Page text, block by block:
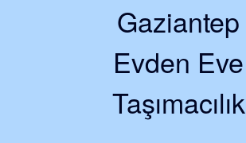
Gaziantep
Evden Eve
Taşımacılık